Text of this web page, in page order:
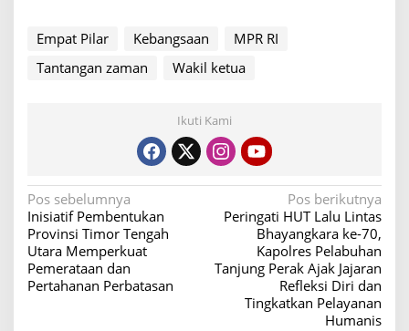
Empat Pilar Kebangsaan
MPR RI
Tantangan zaman
Wakil ketua
Ikuti Kami
N
a
v
i
Pos sebelumnya
Inisiatif Pembentukan
Provinsi Timor Tengah
Utara Memperkuat
Pemerataan dan
Pertahanan Perbatasan
Pos berikutnya
Peringati HUT Lalu Lintas
Bhayangkara ke-70,
Kapolres Pelabuhan
Tanjung Perak Ajak Jajaran
Refleksi Diri dan
Tingkatkan Pelayanan
Humanis